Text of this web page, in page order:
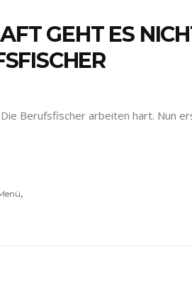
GEHT ES
Berufsfischer arbeiten hart. Nun
,